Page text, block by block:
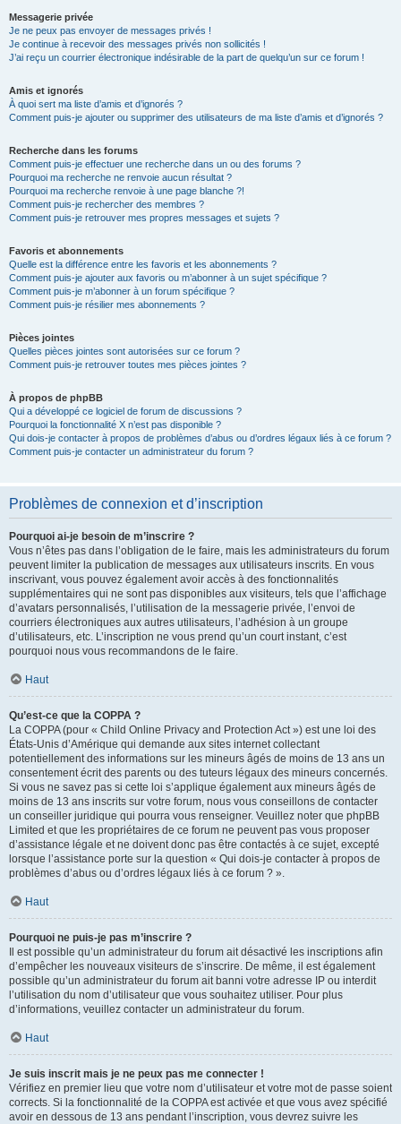
Messagerie privée
Je ne peux pas envoyer de messages privés !
Je continue à recevoir des messages privés non sollicités !
J’ai reçu un courrier électronique indésirable de la part de quelqu’un sur ce forum !
Amis et ignorés
À quoi sert ma liste d’amis et d’ignorés ?
Comment puis-je ajouter ou supprimer des utilisateurs de ma liste d’amis et d’ignorés ?
Recherche dans les forums
Comment puis-je effectuer une recherche dans un ou des forums ?
Pourquoi ma recherche ne renvoie aucun résultat ?
Pourquoi ma recherche renvoie à une page blanche ?!
Comment puis-je rechercher des membres ?
Comment puis-je retrouver mes propres messages et sujets ?
Favoris et abonnements
Quelle est la différence entre les favoris et les abonnements ?
Comment puis-je ajouter aux favoris ou m’abonner à un sujet spécifique ?
Comment puis-je m’abonner à un forum spécifique ?
Comment puis-je résilier mes abonnements ?
Pièces jointes
Quelles pièces jointes sont autorisées sur ce forum ?
Comment puis-je retrouver toutes mes pièces jointes ?
À propos de phpBB
Qui a développé ce logiciel de forum de discussions ?
Pourquoi la fonctionnalité X n’est pas disponible ?
Qui dois-je contacter à propos de problèmes d’abus ou d’ordres légaux liés à ce forum ?
Comment puis-je contacter un administrateur du forum ?
Problèmes de connexion et d’inscription
Pourquoi ai-je besoin de m’inscrire ?
Vous n’êtes pas dans l’obligation de le faire, mais les administrateurs du forum
peuvent limiter la publication de messages aux utilisateurs inscrits. En vous
inscrivant, vous pouvez également avoir accès à des fonctionnalités
supplémentaires qui ne sont pas disponibles aux visiteurs, tels que l’affichage
d’avatars personnalisés, l’utilisation de la messagerie privée, l’envoi de
courriers électroniques aux autres utilisateurs, l’adhésion à un groupe
d’utilisateurs, etc. L’inscription ne vous prend qu’un court instant, c’est
pourquoi nous vous recommandons de le faire.
Haut
Qu’est-ce que la COPPA ?
La COPPA (pour « Child Online Privacy and Protection Act ») est une loi des
États-Unis d’Amérique qui demande aux sites internet collectant
potentiellement des informations sur les mineurs âgés de moins de 13 ans un
consentement écrit des parents ou des tuteurs légaux des mineurs concernés.
Si vous ne savez pas si cette loi s’applique également aux mineurs âgés de
moins de 13 ans inscrits sur votre forum, nous vous conseillons de contacter
un conseiller juridique qui pourra vous renseigner. Veuillez noter que phpBB
Limited et que les propriétaires de ce forum ne peuvent pas vous proposer
d’assistance légale et ne doivent donc pas être contactés à ce sujet, excepté
lorsque l’assistance porte sur la question « Qui dois-je contacter à propos de
problèmes d’abus ou d’ordres légaux liés à ce forum ? ».
Haut
Pourquoi ne puis-je pas m’inscrire ?
Il est possible qu’un administrateur du forum ait désactivé les inscriptions afin
d’empêcher les nouveaux visiteurs de s’inscrire. De même, il est également
possible qu’un administrateur du forum ait banni votre adresse IP ou interdit
l’utilisation du nom d’utilisateur que vous souhaitez utiliser. Pour plus
d’informations, veuillez contacter un administrateur du forum.
Haut
Je suis inscrit mais je ne peux pas me connecter !
Vérifiez en premier lieu que votre nom d’utilisateur et votre mot de passe soient
corrects. Si la fonctionnalité de la COPPA est activée et que vous avez spécifié
avoir en dessous de 13 ans pendant l’inscription, vous devrez suivre les